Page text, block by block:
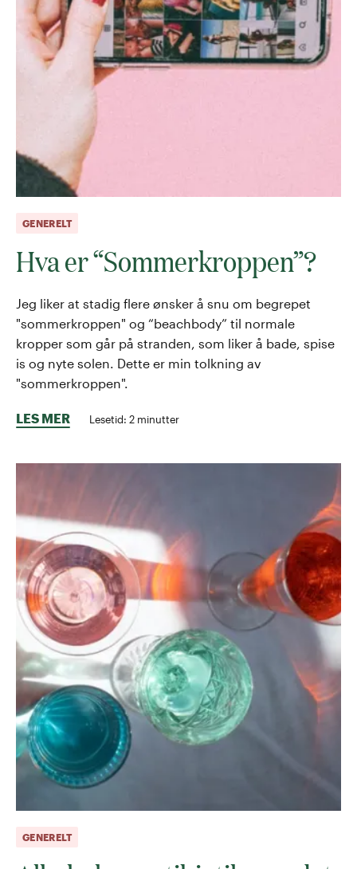
GENERELT
Hva er “Sommerkroppen”?
Jeg liker at stadig flere ønsker å snu om begrepet
"sommerkroppen" og “beachbody” til normale
kropper som går på stranden, som liker å bade, spise
is og nyte solen. Dette er min tolkning av
"sommerkroppen".
LES MER Lesetid: 2 minutter
GENERELT